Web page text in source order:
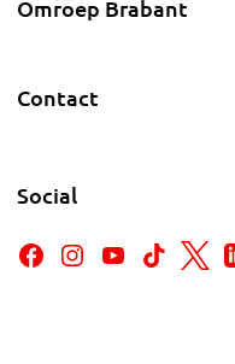
Omroep Brabant
Contact
Social